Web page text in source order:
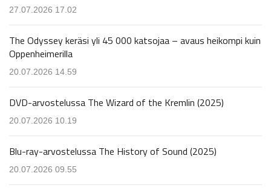
27.07.2026 17.02
The Odyssey keräsi yli 45 000 katsojaa – avaus heikompi kuin
Oppenheimerilla
20.07.2026 14.59
DVD-arvostelussa The Wizard of the Kremlin (2025)
20.07.2026 10.19
Blu-ray-arvostelussa The History of Sound (2025)
20.07.2026 09.55